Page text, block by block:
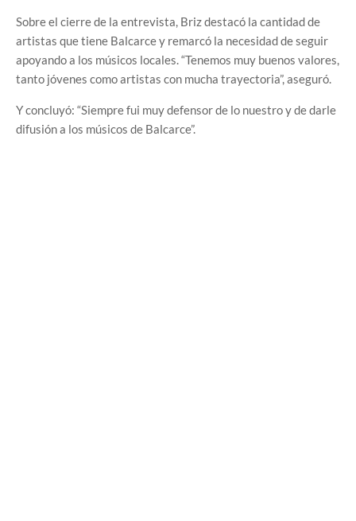
Sobre el cierre de la entrevista, Briz destacó la cantidad de
artistas que tiene Balcarce y remarcó la necesidad de seguir
apoyando a los músicos locales. “Tenemos muy buenos valores,
tanto jóvenes como artistas con mucha trayectoria”, aseguró.
Y concluyó: “Siempre fui muy defensor de lo nuestro y de darle
difusión a los músicos de Balcarce”.